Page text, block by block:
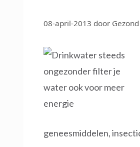
08-april-2013 door
geneesmiddelen,